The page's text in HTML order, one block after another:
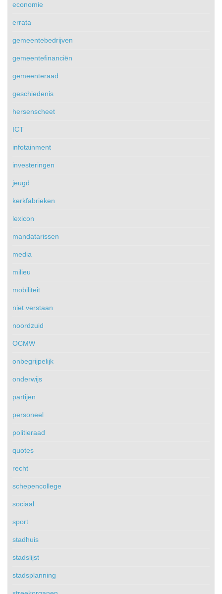
economie
errata
gemeentebedrijven
gemeentefinanciën
gemeenteraad
geschiedenis
hersenscheet
ICT
infotainment
investeringen
jeugd
kerkfabrieken
lexicon
mandatarissen
media
milieu
mobiliteit
niet verstaan
noordzuid
OCMW
onbegrijpelijk
onderwijs
partijen
personeel
politieraad
quotes
recht
schepencollege
sociaal
sport
stadhuis
stadslijst
stadsplanning